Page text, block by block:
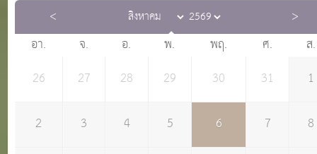
อา. จ. อ. พ. พฤ. ศ.
ส.
26
27 28 29 30 31 1
2 3 4 5 6 7 8